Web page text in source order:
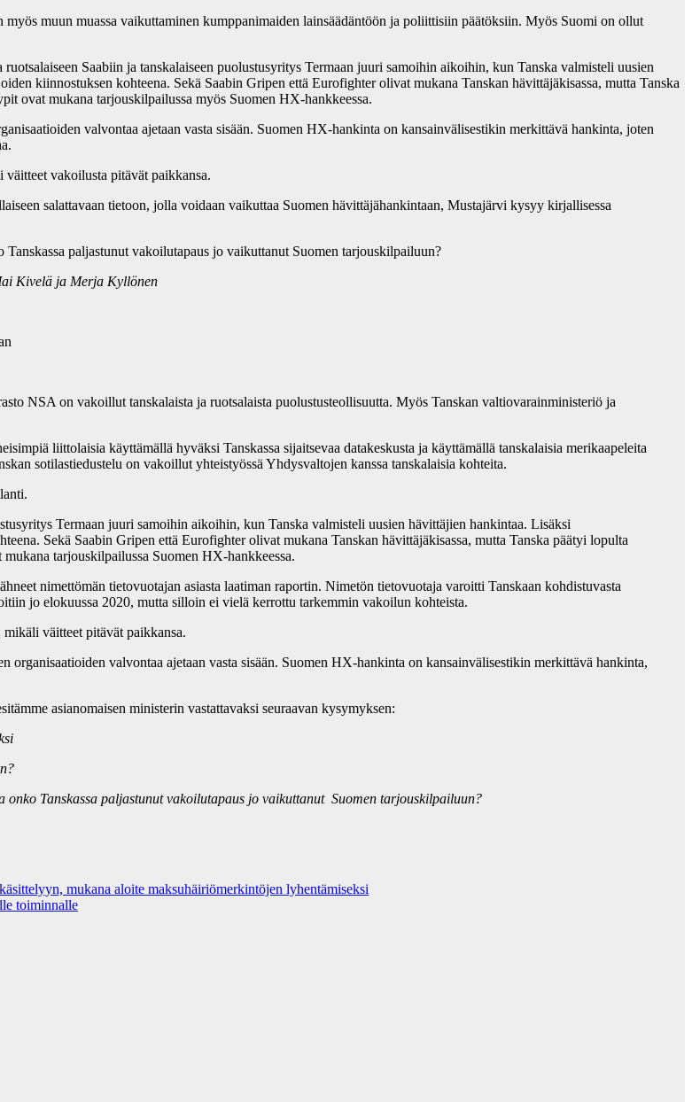
muun muassa vaikuttaminen kumppanimaiden lainsäädäntöön ja poliittisiin päätöksiin. Myös Suomi on ollut
Saabiin ja tanskalaiseen puolustusyritys Termaan juuri samoihin aikoihin, kun Tanska valmisteli uusien
kiinnostuksen kohteena. Sekä Saabin Gripen että Eurofighter olivat mukana Tanskan hävittäjäkisassa, mutta Tanska
ovat mukana tarjouskilpailussa myös Suomen HX-hankkeessa.
valvontaa ajetaan vasta sisään. Suomen HX-hankinta on kansainvälisestikin merkittävä hankinta, joten
vakoilusta pitävät paikkansa.
salattavaan tietoon, jolla voidaan vaikuttaa Suomen hävittäjähankintaan, Mustajärvi kysyy kirjallisessa
paljastunut vakoilutapaus jo vaikuttanut Suomen tarjouskilpailuun?
Kivelä ja Merja Kyllönen
NSA on vakoillut tanskalaista ja ruotsalaista puolustusteollisuutta. Myös Tanskan valtiovarainministeriö ja
liittolaisia käyttämällä hyväksi Tanskassa sijaitsevaa datakeskusta ja käyttämällä tanskalaisia merikaapeleita
sotilastiedustelu on vakoillut yhteistyössä Yhdysvaltojen kanssa tanskalaisia kohteita.
Termaan juuri samoihin aikoihin, kun Tanska valmisteli uusien hävittäjien hankintaa. Lisäksi
Sekä Saabin Gripen että Eurofighter olivat mukana Tanskan hävittäjäkisassa, mutta Tanska päätyi lopulta
tarjouskilpailussa Suomen HX-hankkeessa.
nimettömän tietovuotajan asiasta laatiman raportin. Nimetön tietovuotaja varoitti Tanskaan kohdistuvasta
jo elokuussa 2020, mutta silloin ei vielä kerrottu tarkemmin vakoilun kohteista.
väitteet pitävät paikkansa.
organisaatioiden valvontaa ajetaan vasta sisään. Suomen HX-hankinta on kansainvälisestikin merkittävä hankinta,
asianomaisen ministerin vastattavaksi seuraavan kysymyksen:
Tanskassa paljastunut vakoilutapaus jo vaikuttanut Suomen tarjouskilpailuun?
mukana aloite maksuhäiriömerkintöjen lyhentämiseksi
toiminnalle